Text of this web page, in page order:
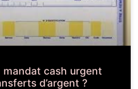
mandat cash urgent
d’argent ?